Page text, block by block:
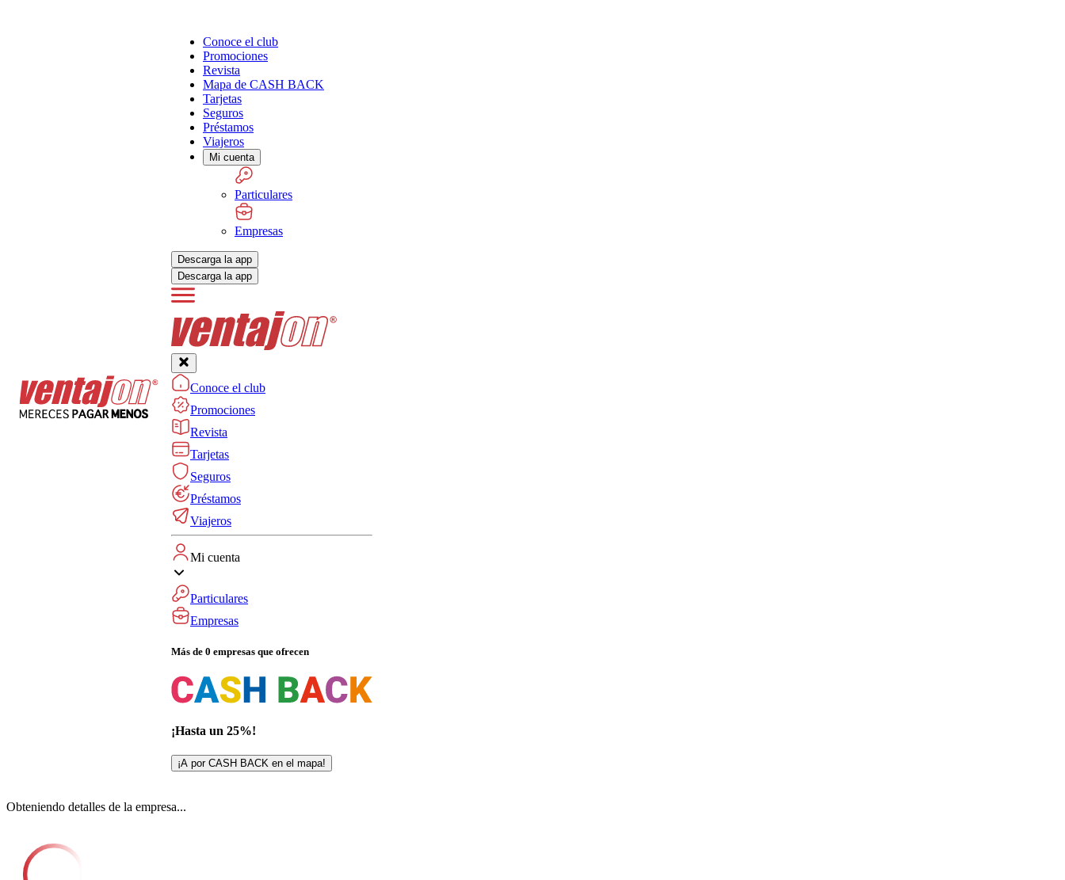
Conoce el club
Promociones
Revista
Mapa de CASH BACK
Tarjetas
Seguros
Préstamos
Viajeros
Mi cuenta
Particulares
Empresas
Descarga la app
Descarga la app
Conoce el club
Promociones
Revista
Tarjetas
Seguros
Préstamos
Viajeros
Mi cuenta
Particulares
Empresas
Más de 0 empresas que ofrecen
¡Hasta un 25%!
¡A por CASH BACK en el mapa!
Obteniendo detalles de la empresa...